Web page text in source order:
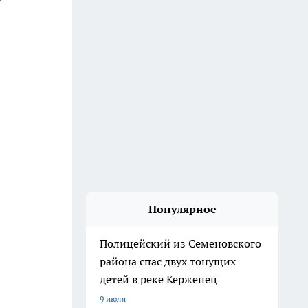
Популярное
Полицейский из Семеновского
района спас двух тонущих
детей в реке Керженец
9 июля